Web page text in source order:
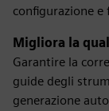
configurazione e
Migliora la
Garantire la
guide degli
generazione